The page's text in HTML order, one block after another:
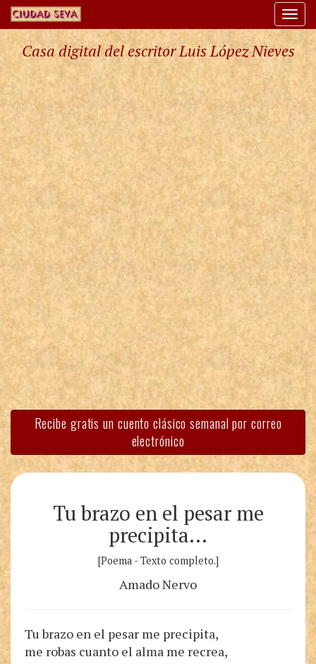
Casa digital del escritor Luis López Nieves
Recibe gratis un cuento clásico semanal por correo
electrónico
Tu brazo en el pesar me
precipita…
[Poema - Texto completo.]
Amado Nervo
Tu brazo en el pesar me precipita,
me robas cuanto el alma me recrea,